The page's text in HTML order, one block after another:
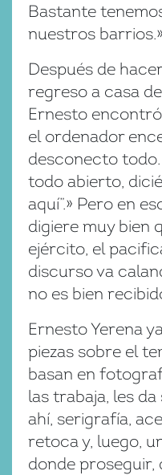
Bastante
nuestros barrios.»
Después de
regreso a casa
Ernesto
el ordenador
desconecto todo.
todo abierto,
aquí”.» Pero en
digiere muy bien
ejército, el
discurso va
no es bien
Ernesto Yerena
piezas sobre el
basan en
las trabaja, les
ahí, serigrafía,
retoca y, luego,
donde proseguir,